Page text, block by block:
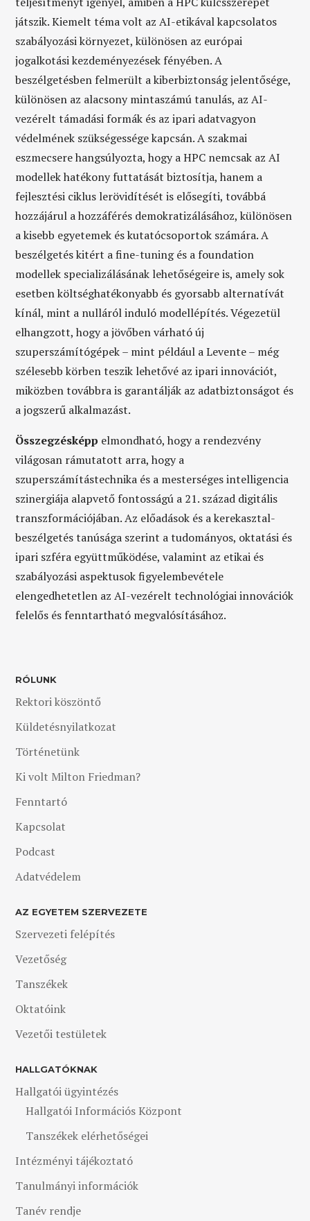
játszik. Kiemelt téma volt az AI-etikával kapcsolatos
szabályozási környezet, különösen az európai
jogalkotási kezdeményezések fényében. A
beszélgetésben felmerült a kiberbiztonság jelentősége,
különösen az alacsony mintaszámú tanulás, az AI-
vezérelt támadási formák és az ipari adatvagyon
védelmének szükségessége kapcsán. A szakmai
eszmecsere hangsúlyozta, hogy a HPC nemcsak az AI
modellek hatékony futtatását biztosítja, hanem a
fejlesztési ciklus lerövidítését is elősegíti, továbbá
hozzájárul a hozzáférés demokratizálásához, különösen
a kisebb egyetemek és kutatócsoportok számára. A
beszélgetés kitért a fine-tuning és a foundation
modellek specializálásának lehetőségeire is, amely sok
esetben költséghatékonyabb és gyorsabb alternatívát
kínál, mint a nulláról induló modellépítés. Végezetül
elhangzott, hogy a jövőben várható új
szuperszámítógépek – mint például a Levente – még
szélesebb körben teszik lehetővé az ipari innovációt,
miközben továbbra is garantálják az adatbiztonságot és
a jogszerű alkalmazást.
Összegzésképp elmondható, hogy a rendezvény
világosan rámutatott arra, hogy a
szuperszámítástechnika és a mesterséges intelligencia
szinergiája alapvető fontosságú a 21. század digitális
transzformációjában. Az előadások és a kerekasztal-
beszélgetés tanúsága szerint a tudományos, oktatási és
ipari szféra együttműködése, valamint az etikai és
szabályozási aspektusok figyelembevétele
elengedhetetlen az AI-vezérelt technológiai innovációk
felelős és fenntartható megvalósításához.
RÓLUNK
Rektori köszöntő
Küldetésnyilatkozat
Történetünk
Ki volt Milton Friedman?
Fenntartó
Kapcsolat
Podcast
Adatvédelem
AZ EGYETEM SZERVEZETE
Szervezeti felépítés
Vezetőség
Tanszékek
Oktatóink
Vezetői testületek
HALLGATÓKNAK
Hallgatói ügyintézés
Hallgatói Információs Központ
Tanszékek elérhetőségei
Intézményi tájékoztató
Tanulmányi információk
Tanév rendje